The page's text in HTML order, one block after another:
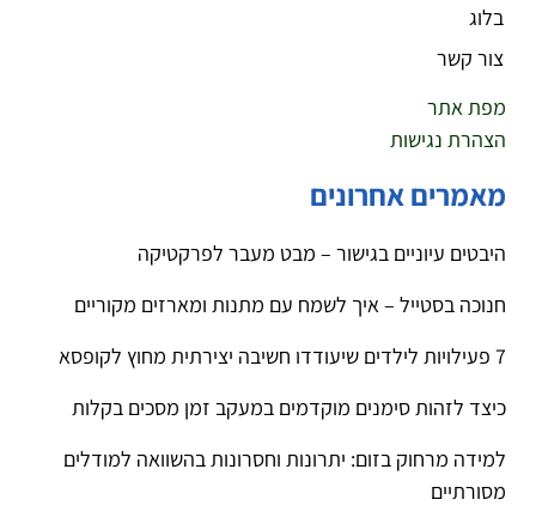
בלוג
צור קשר
מפת אתר
הצהרת נגישות
מאמרים אחרונים
היבטים עיוניים בגישור – מבט מעבר לפרקטיקה
חנוכה בסטייל – איך לשמח עם מתנות ומארזים מקוריים
7 פעילויות לילדים שיעודדו חשיבה יצירתית מחוץ לקופסא
כיצד לזהות סימנים מוקדמים במעקב זמן מסכים בקלות
למידה מרחוק בזום: יתרונות וחסרונות בהשוואה למודלים
מסורתיים